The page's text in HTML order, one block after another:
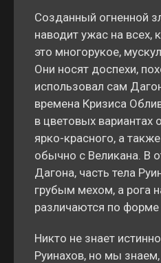
Созданный огненной
наводит ужас на всех,
это многорукое,
Они носят доспехи,
использовал сам
времена Кризиса
в цветовых вариантах
ярко-красного, а
обычно с Великана. В
Дагона, часть тела
грубым мехом, а рога
различаются по форме
Никто не знает
Руинахов, но мы